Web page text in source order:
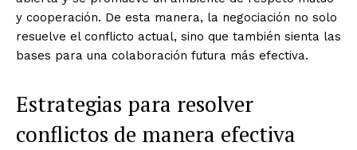
y cooperación. De esta manera, la negociación no solo
resuelve el conflicto actual, sino que también sienta las
bases para una colaboración futura más efectiva.
Estrategias para resolver
conflictos de manera efectiva